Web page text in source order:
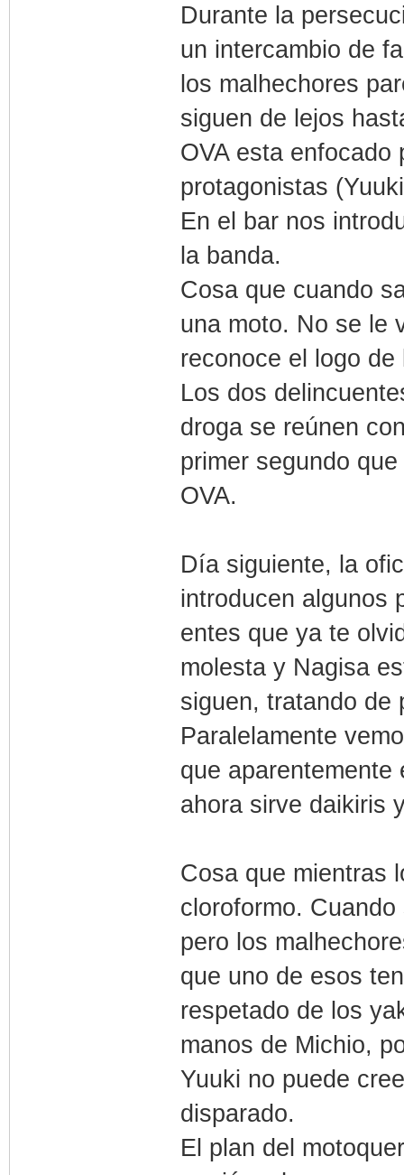
Durante la
un intercambio de
los malhechores
siguen de lejos
OVA esta
protagonistas
En el bar nos
la banda.
Cosa que cuando
una moto. No se le
reconoce el logo de
Los dos
droga se reúnen
primer segundo
OVA.
Día siguiente, la
introducen algunos
entes que ya te
molesta y Nagisa
siguen, tratando de
Paralelamente
que aparentemente
ahora sirve daikiris
Cosa que mientras
cloroformo.
pero los
que uno de esos
respetado de los
manos de Michio,
Yuuki no puede
disparado.
El plan del